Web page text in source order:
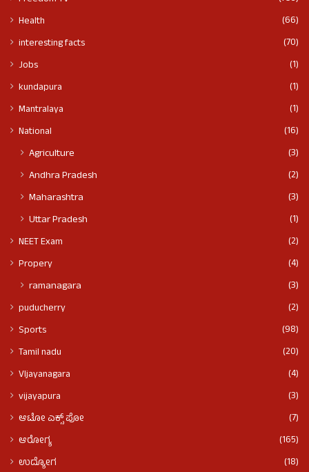
Health
(66)
interesting facts
(70)
Jobs
(1)
kundapura
(1)
Mantralaya
(1)
National
(16)
Agriculture
(3)
Andhra Pradesh
(2)
Maharashtra
(3)
Uttar Pradesh
(1)
NEET Exam
(2)
Propery
(4)
ramanagara (3)
puducherry
(2)
Sports
(98)
Tamil nadu
(20)
VIjayanagara
(4)
vijayapura
(3)
ಆಟೋ ಎಕ್ಸ್ ಪೋ
(7)
ಆರೋಗ್ಯ
(165)
ಉದ್ಯೋಗ
(18)